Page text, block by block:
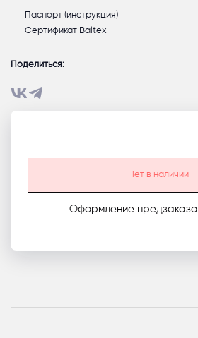
Паспорт (инструкция)
Сертификат Baltex
Поделиться:
Нет в наличии
Оформление предзаказа